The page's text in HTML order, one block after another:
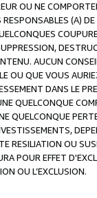
OU NE
(A)
AUCUN
OU QUE VOUS
DANS LE
QUELCONQUE
QUELCONQUE
RESILIATION OU
POUR EFFET
OU L’EXCLUSION.